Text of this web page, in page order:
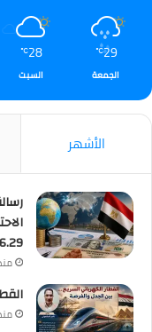
29
℃
الجمعة
28
℃
السبت
الأشهر
56.29 مليار دولار
منذ 16
منذ 6